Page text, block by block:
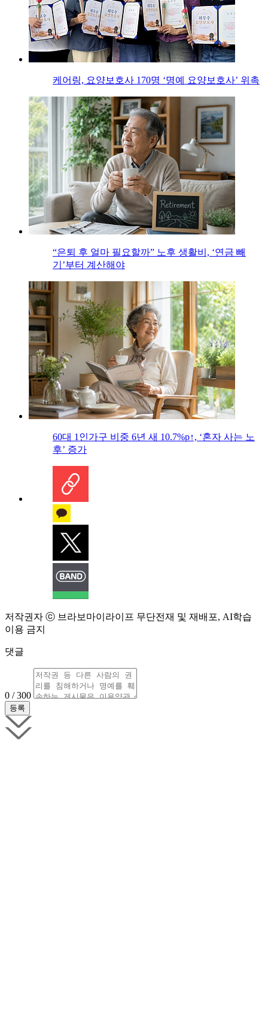
케어링, 요양보호사 170명 ‘명예 요양보호사’ 위촉
“은퇴 후 얼마 필요할까” 노후 생활비, ‘연금 빼
기’부터 계산해야
60대 1인가구 비중 6년 새 10.7%p↑, ‘혼자 사는 노
후’ 증가
저작권자 ⓒ 브라보마이라이프 무단전재 및 재배포, AI학습
이용 금지
댓글
0 / 300